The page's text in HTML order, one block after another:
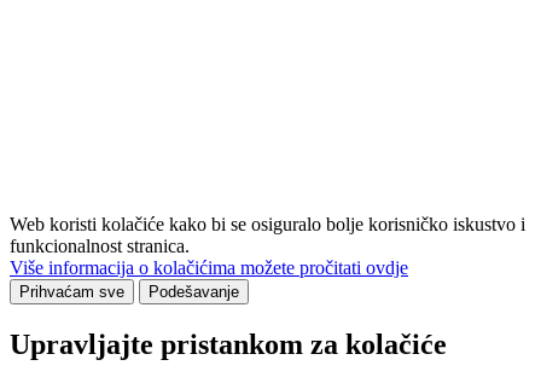
Web koristi kolačiće kako bi se osiguralo bolje korisničko iskustvo i
funkcionalnost stranica.
Više informacija o kolačićima možete pročitati ovdje
Prihvaćam sve Podešavanje
Upravljajte pristankom za kolačiće